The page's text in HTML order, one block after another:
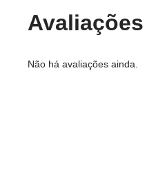
Avaliações
Não há avaliações ainda.